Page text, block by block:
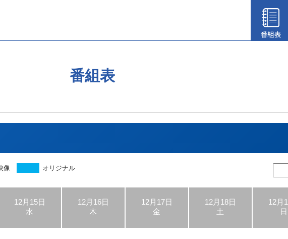
番組表
像 オリジナル
12月15日
水
12月16日
木
12月17日
金
12月18日
土
12月
日